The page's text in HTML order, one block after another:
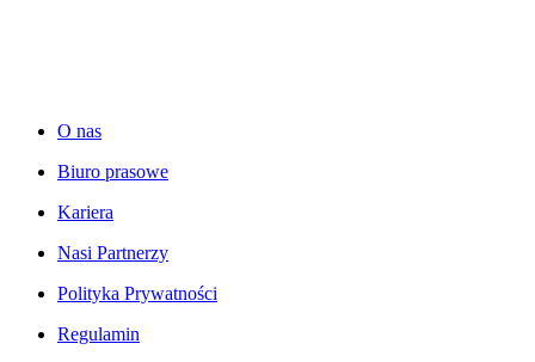
O nas
Biuro prasowe
Kariera
Nasi Partnerzy
Polityka Prywatności
Regulamin